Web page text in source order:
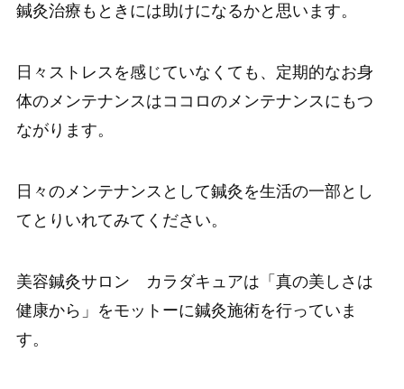
鍼灸治療もときには助けになるかと思います。
日々ストレスを感じていなくても、定期的なお身
体のメンテナンスはココロのメンテナンスにもつ
ながります。
日々のメンテナンスとして鍼灸を生活の一部とし
てとりいれてみてください。
美容鍼灸サロン カラダキュアは「真の美しさは
健康から」をモットーに鍼灸施術を行っていま
す。